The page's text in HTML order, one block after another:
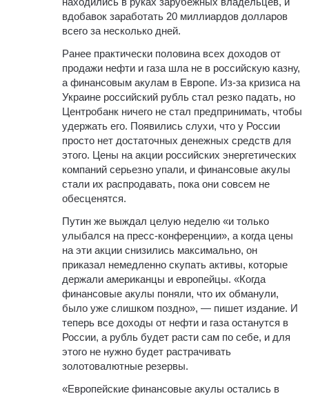
вдобавок заработать 20 миллиардов долларов
всего за несколько дней.
Ранее практически половина всех доходов от
продажи нефти и газа шла не в российскую казну,
а финансовым акулам в Европе. Из-за кризиса на
Украине российский рубль стал резко падать, но
Центробанк ничего не стал предпринимать, чтобы
удержать его. Появились слухи, что у России
просто нет достаточных денежных средств для
этого. Цены на акции российских энергетических
компаний серьезно упали, и финансовые акулы
стали их распродавать, пока они совсем не
обесценятся.
Путин же выждал целую неделю «и только
улыбался на пресс-конференции», а когда цены
на эти акции снизились максимально, он
приказал немедленно скупать активы, которые
держали американцы и европейцы. «Когда
финансовые акулы поняли, что их обманули,
было уже слишком поздно», — пишет издание. И
теперь все доходы от нефти и газа останутся в
России, а рубль будет расти сам по себе, и для
этого не нужно будет растрачивать
золотовалютные резервы.
«Европейские финансовые акулы остались в